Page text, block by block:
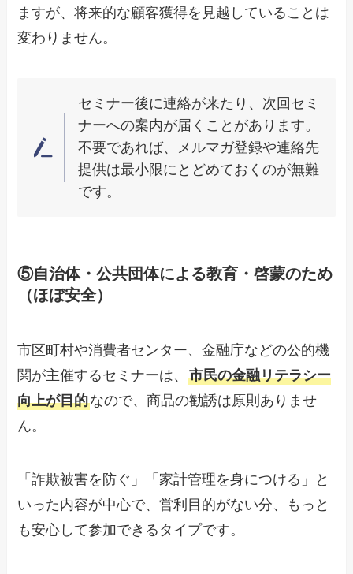
ますが、将来的な顧客獲得を見越していることは
変わりません。
セミナー後に連絡が来たり、次回セミ
ナーへの案内が届くことがあります。
不要であれば、メルマガ登録や連絡先
提供は最小限にとどめておくのが無難
です。
⑤自治体・公共団体による教育・啓蒙のため
（ほぼ安全）
市区町村や消費者センター、金融庁などの公的機
関が主催するセミナーは、市民の金融リテラシー
向上が目的なので、商品の勧誘は原則ありませ
ん。
「詐欺被害を防ぐ」「家計管理を身につける」と
いった内容が中心で、営利目的がない分、もっと
も安心して参加できるタイプです。